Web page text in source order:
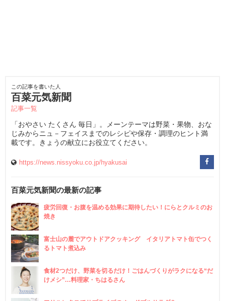
この記事を書いた人
百菜元気新聞
記事一覧
「おやさい たくさん 毎日」。メーンテーマは野菜・果物、おな
じみからニュ－フェイスまでのレシピや保存・調理のヒント満
載です。きょうの献立にお役立てください。
https://news.nissyoku.co.jp/hyakusai
百菜元気新聞の最新の記事
疲労回復・お腹を温める効果に期待したい！にらとクルミのお
焼き
富士山の麓でアウトドアクッキング イタリアトマト缶でつく
るトマト煮込み
食材2つだけ、野菜を切るだけ！ごはんづくりがラクになる“だ
けメシ”…料理家・ちはるさん